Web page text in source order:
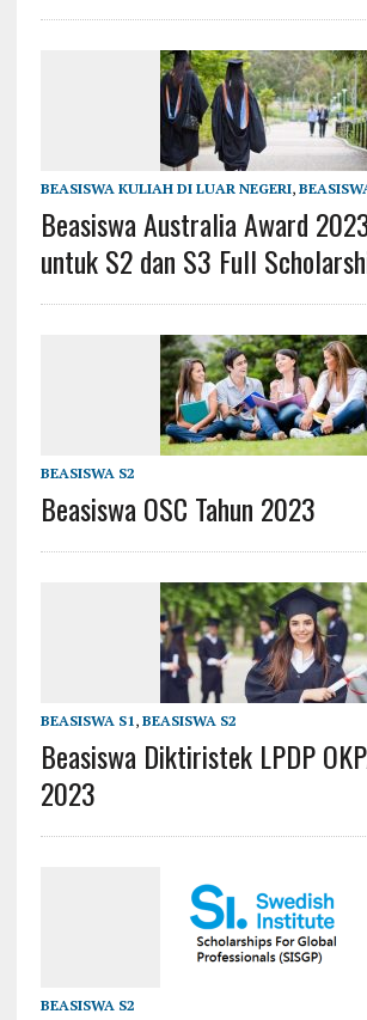
BEASISWA KULIAH DI LUAR NEGERI,
Beasiswa Australia Award
untuk S2 dan S3 Full
BEASISWA S2
Beasiswa OSC Tahun 2023
BEASISWA S1, BEASISWA S2
Beasiswa Diktiristek LPDP
2023
BEASISWA S2